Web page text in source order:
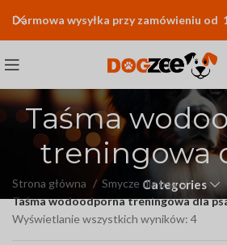
Taśma
treningowa
Categories
Strona główna
Smycze dla psa
Taśma wodoodporna treningowa dla
Wyświetlanie wszystkich wyników: 4
Darmowa wysyłka przy zamówieniu od